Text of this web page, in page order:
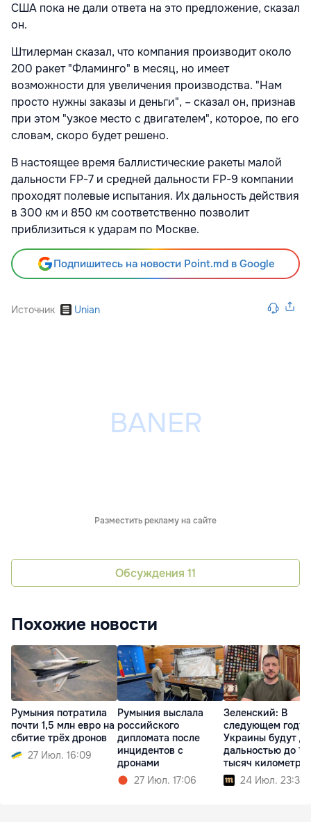
США пока не дали ответа на это предложение, сказал
он.
Штилерман сказал, что компания производит около
200 ракет "Фламинго" в месяц, но имеет
возможности для увеличения производства. "Нам
просто нужны заказы и деньги", – сказал он, признав
при этом "узкое место с двигателем", которое, по его
словам, скоро будет решено.
В настоящее время баллистические ракеты малой
дальности FP-7 и средней дальности FP-9 компании
проходят полевые испытания. Их дальность действия
в 300 км и 850 км соответственно позволит
приблизиться к ударам по Москве.
Подпишитесь на новости Point.md в Google
Источник Unian
Разместить рекламу на сайте
Обсуждения 11
Похожие новости
Румыния потратила
почти 1,5 млн евро на
сбитие трёх дронов
27 Июл. 16:09
Румыния выслала
российского
дипломата после
инцидентов с
дронами
27 Июл. 17:06
Зеленский: В
следующем году
Украины будут
дальностью до 10
тысяч
24 Июл. 23:35